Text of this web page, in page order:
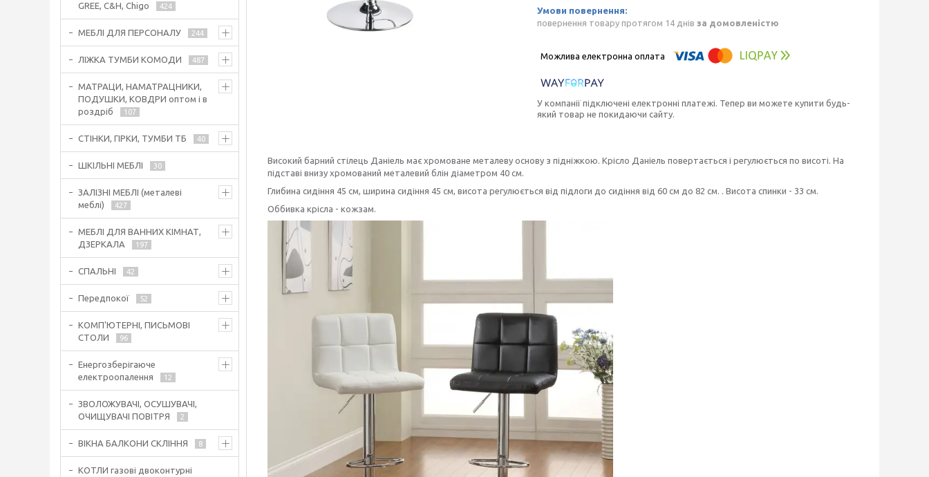
повернення товару протягом 14 днів за домовленістю
У компанії підключені електронні платежі. Тепер ви можете купити будь-
який товар не покидаючи сайту.
Високий барний стілець Даніель має хромоване металеву основу з підніжкою. Крісло Даніель повертається і регулюється по висоті. На
підставі внизу хромований металевий блін діаметром 40 см.
Глибина сидіння 45 см, ширина сидіння 45 см, висота регулюється від підлоги до сидіння від 60 см до 82 см. . Висота спинки - 33 см.
Оббивка крісла - кожзам.
GREE, C&H, Chigo
424
МЕБЛІ ДЛЯ ПЕРСОНАЛУ 244
ЛІЖКА ТУМБИ КОМОДИ 487
МАТРАЦИ, НАМАТРАЦНИКИ,
ПОДУШКИ, КОВДРИ оптом і в
роздріб
107
СТІНКИ, ГІРКИ, ТУМБИ ТБ 40
ШКІЛЬНІ МЕБЛІ 30
ЗАЛІЗНІ МЕБЛІ (металеві
меблі)
427
МЕБЛІ ДЛЯ ВАННИХ КІМНАТ,
ДЗЕРКАЛА
197
СПАЛЬНІ 42
Передпокої 52
КОМП'ЮТЕРНІ, ПИСЬМОВІ
СТОЛИ
96
Енергозберігаюче
електроопалення
12
ЗВОЛОЖУВАЧІ, ОСУШУВАЧІ,
ОЧИЩУВАЧІ ПОВІТРЯ
2
ВІКНА БАЛКОНИ СКЛІННЯ 8
КОТЛИ газові двоконтурні